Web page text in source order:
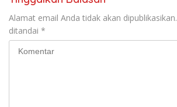
Alamat email Anda tidak akan dipublikasikan.
ditandai *